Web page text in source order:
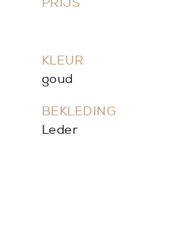
KLEUR
goud
BEKLEDING
Leder